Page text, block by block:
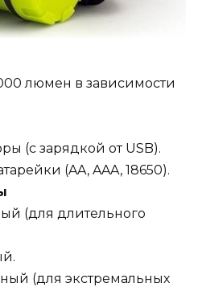
люмен в зависимости
(с зарядкой от USB).
(AA, AAA, 18650).
(для длительного
(для экстремальных